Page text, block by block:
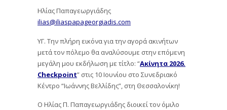
Ηλίας Παπαγεωργιάδης
ilias@iliaspapageorgiadis.com
ΥΓ. Την πλήρη εικόνα για την αγορά ακινήτων
μετά τον πόλεμο θα αναλύσουμε στην επόμενη
μεγάλη μου εκδήλωση με τίτλο: “Ακίνητα 2026.
Checkpoint” στις 10 Ιουνίου στο Συνεδριακό
Κέντρο “Ιωάννης Βελλίδης”, στη Θεσσαλονίκη!
Ο Ηλίας Π. Παπαγεωργιάδης διοικεί τον όμιλο